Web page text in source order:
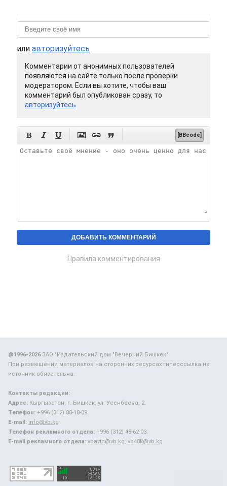
или авторизуйтесь
Комментарии от анонимных пользователей
появляются на сайте только после проверки
модератором. Если вы хотите, чтобы ваш
комментарий был опубликован сразу, то
авторизуйтесь
      [BBcode]
Правила комментирования
@1996-2026ЗАО "Издательский дом "Вечерний Бишкек"
При размещении материалов на сторонних ресурсах гиперссылка на
источник обязательна.
Контакты редакции:
Адрес: Кыргызстан, г. Бишкек, ул. Усенбаева, 2.
Телефон: +996 (312) 88-18-09.
E-mail: info@vb.kg
Телефон рекламного отдела: +996 (312) 48-62-03.
E-mail рекламного отдела: vbavto@vb.kg, vb48k@vb.kg